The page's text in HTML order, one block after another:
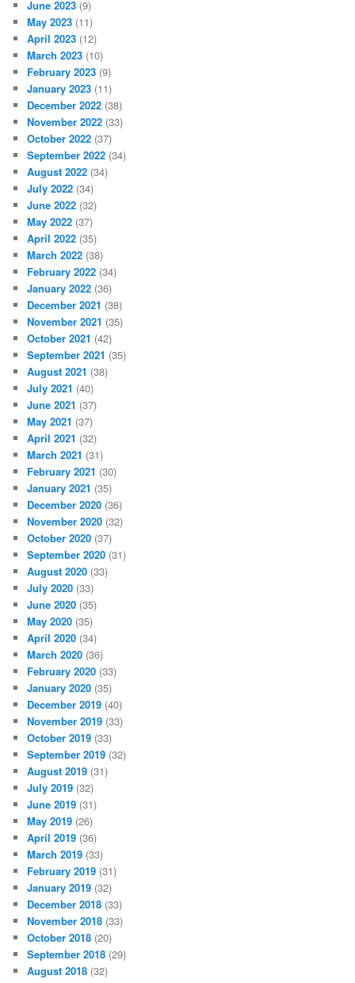
June 2023 (9)
May 2023 (11)
April 2023 (12)
March 2023 (10)
February 2023 (9)
January 2023 (11)
December 2022 (38)
November 2022 (33)
October 2022 (37)
September 2022 (34)
August 2022 (34)
July 2022 (34)
June 2022 (32)
May 2022 (37)
April 2022 (35)
March 2022 (38)
February 2022 (34)
January 2022 (36)
December 2021 (38)
November 2021 (35)
October 2021 (42)
September 2021 (35)
August 2021 (38)
July 2021 (40)
June 2021 (37)
May 2021 (37)
April 2021 (32)
March 2021 (31)
February 2021 (30)
January 2021 (35)
December 2020 (36)
November 2020 (32)
October 2020 (37)
September 2020 (31)
August 2020 (33)
July 2020 (33)
June 2020 (35)
May 2020 (35)
April 2020 (34)
March 2020 (36)
February 2020 (33)
January 2020 (35)
December 2019 (40)
November 2019 (33)
October 2019 (33)
September 2019 (32)
August 2019 (31)
July 2019 (32)
June 2019 (31)
May 2019 (26)
April 2019 (36)
March 2019 (33)
February 2019 (31)
January 2019 (32)
December 2018 (33)
November 2018 (33)
October 2018 (20)
September 2018 (29)
August 2018 (32)